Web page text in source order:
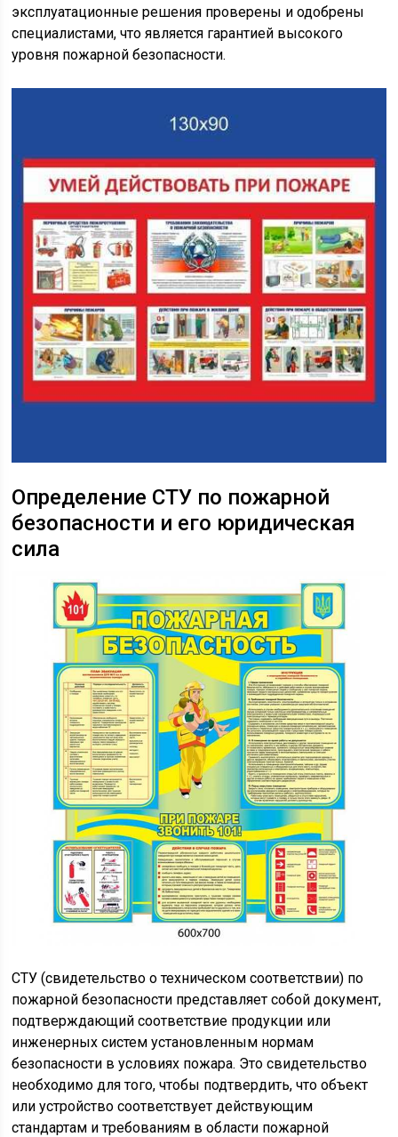
эксплуатационные решения проверены и одобрены
специалистами, что является гарантией высокого
уровня пожарной безопасности.
Определение СТУ по пожарной
безопасности и его юридическая
сила
СТУ (свидетельство о техническом соответствии) по
пожарной безопасности представляет собой документ,
подтверждающий соответствие продукции или
инженерных систем установленным нормам
безопасности в условиях пожара. Это свидетельство
необходимо для того, чтобы подтвердить, что объект
или устройство соответствует действующим
стандартам и требованиям в области пожарной